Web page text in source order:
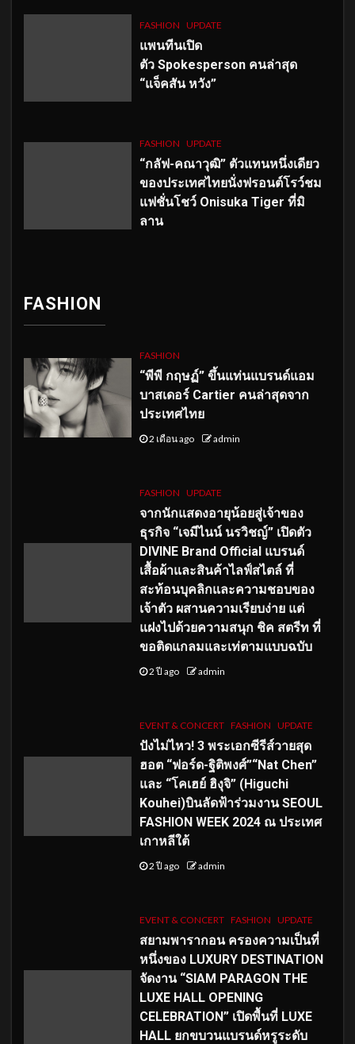
FASHION UPDATE
แพนทีนเปิด
ตัว Spokesperson คนล่าสุด
“แจ็คสัน หวัง”
FASHION UPDATE
“กลัฟ-คณาวุฒิ” ตัวแทนหนึ่งเดียว
ของประเทศไทยนั่งฟรอนต์โรว์ชม
แฟชั่นโชว์ Onisuka Tiger ที่มิ
ลาน
FASHION
FASHION
“พีพี กฤษฏ์” ขึ้นแท่นแบรนด์แอม
บาสเดอร์ Cartier คนล่าสุดจาก
ประเทศไทย
2 เดือน ago admin
FASHION UPDATE
จากนักแสดงอายุน้อยสู่เจ้าของ
ธุรกิจ “เจมีไนน์ นรวิชญ์” เปิดตัว
DIVINE Brand Official แบรนด์
เสื้อผ้าและสินค้าไลฟ์สไตล์ ที่
สะท้อนบุคลิกและความชอบของ
เจ้าตัว ผสานความเรียบง่าย แต่
แฝงไปด้วยความสนุก ชิค สตรีท ที่
ขอติดแกลมและเท่ตามแบบฉบับ
2 ปี ago admin
EVENT & CONCERT FASHION UPDATE
ปังไม่ไหว! 3 พระเอกซีรีส์วายสุด
ฮอต “ฟอร์ด-ฐิติพงศ์”“Nat Chen”
และ “โคเฮย์ ฮิงุจิ” (Higuchi
Kouhei)บินลัดฟ้าร่วมงาน SEOUL
FASHION WEEK 2024 ณ ประเทศ
เกาหลีใต้
2 ปี ago admin
EVENT & CONCERT FASHION UPDATE
สยามพารากอน ครองความเป็นที่
หนึ่งของ LUXURY DESTINATION
จัดงาน “SIAM PARAGON THE
LUXE HALL OPENING
CELEBRATION” เปิดพื้นที่ LUXE
HALL ยกขบวนแบรนด์หรูระดับ